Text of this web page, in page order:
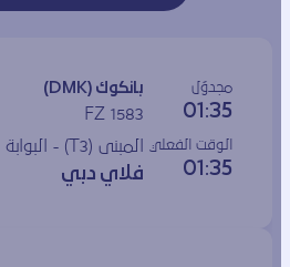
مجدوَل
01:35
بانكوك (DMK)
FZ 1583
الوقت الفعلي
01:35
المبنى (T3) - البوابة (
فلاي دبي